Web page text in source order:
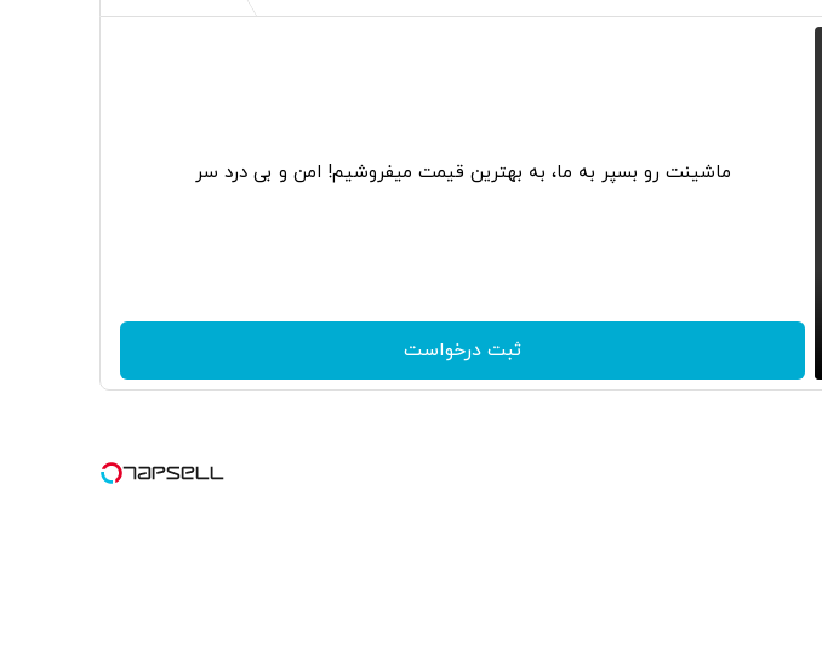
ماشینت رو بسپر به ما، به بهترین قیمت میفروشیم! امن و بی درد سر
ثبت درخواست